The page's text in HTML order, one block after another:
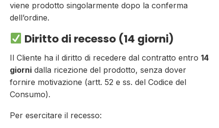
viene prodotto singolarmente dopo la conferma
dell’ordine.
Diritto di recesso (14 giorni)
Il Cliente ha il diritto di recedere dal contratto entro 14
giorni dalla ricezione del prodotto, senza dover
fornire motivazione (artt. 52 e ss. del Codice del
Consumo).
Per esercitare il recesso: